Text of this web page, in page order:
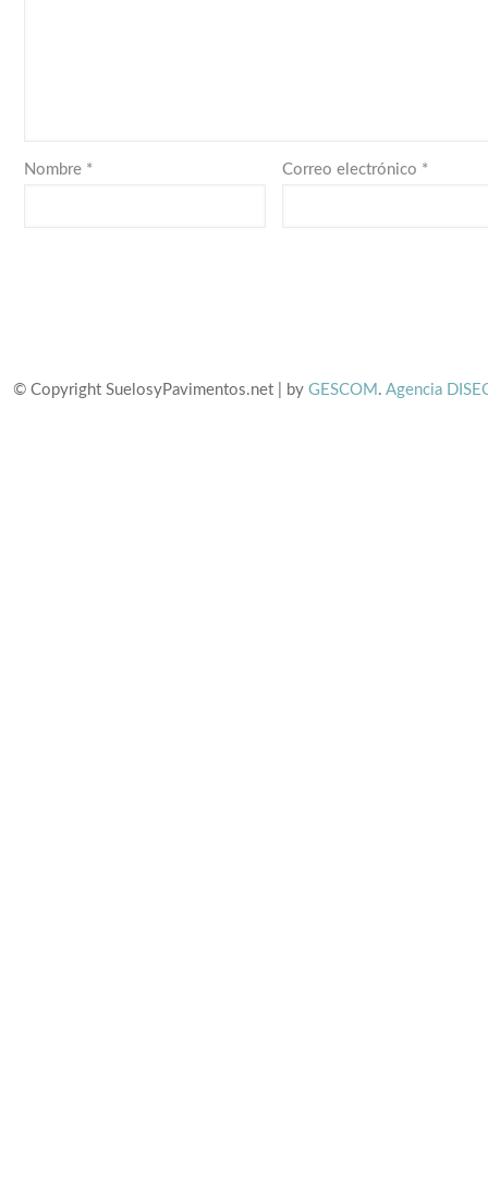
Nombre * Correo electrónico *
© Copyright SuelosyPavimentos.net | by GESCOM . Agencia